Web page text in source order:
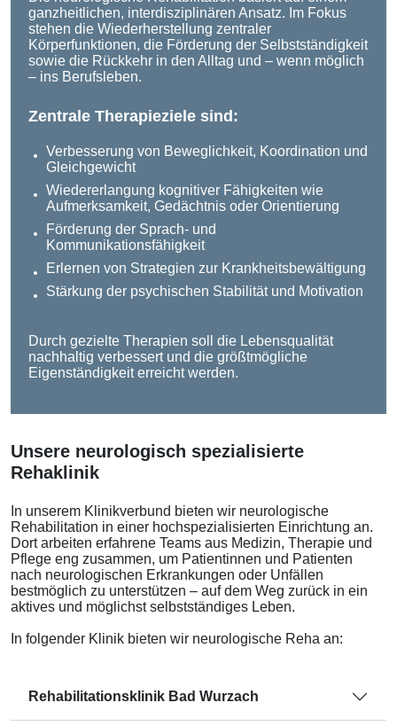
ganzheitlichen, interdisziplinären Ansatz. Im Fokus
stehen die Wiederherstellung zentraler
Körperfunktionen, die Förderung der Selbstständigkeit
sowie die Rückkehr in den Alltag und – wenn möglich
– ins Berufsleben.
Zentrale Therapieziele sind:
Verbesserung von Beweglichkeit, Koordination und
Gleichgewicht
Wiedererlangung kognitiver Fähigkeiten wie
Aufmerksamkeit, Gedächtnis oder Orientierung
Förderung der Sprach- und
Kommunikationsfähigkeit
Erlernen von Strategien zur Krankheitsbewältigung
Stärkung der psychischen Stabilität und Motivation
Durch gezielte Therapien soll die Lebensqualität
nachhaltig verbessert und die größtmögliche
Eigenständigkeit erreicht werden.
Unsere neurologisch spezialisierte
Rehaklinik
In unserem Klinikverbund bieten wir neurologische
Rehabilitation in einer hochspezialisierten Einrichtung an.
Dort arbeiten erfahrene Teams aus Medizin, Therapie und
Pflege eng zusammen, um Patientinnen und Patienten
nach neurologischen Erkrankungen oder Unfällen
bestmöglich zu unterstützen – auf dem Weg zurück in ein
aktives und möglichst selbstständiges Leben.
In folgender Klinik bieten wir neurologische Reha an:
Rehabilitationsklinik Bad Wurzach